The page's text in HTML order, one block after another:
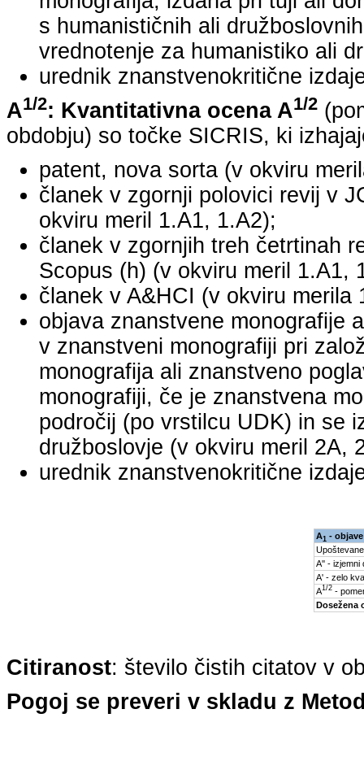
s humanističnih ali
vrednotenje za humanistiko ali
urednik znanstvenokritične
A1/2: Kvantitativna ocena A1/2
obdobju) so točke SICRIS, ki
patent, nova sorta (v okviru
članek v zgornji polovici revij v
okviru meril 1.A1, 1.A2);
članek v zgornjih treh četrtinah
Scopus (h) (v okviru meril 1.A1,
članek v A&HCI (v okviru merila
objava znanstvene monografije
v znanstveni monografiji pri
monografija ali znanstveno
monografiji, če je znanstvena
področij (po vrstilcu UDK) in se
družboslovje (v okviru meril 2A,
urednik znanstvenokritične
A1 - objave
A'' - izjemni
A' - zelo
A1/2-
Dosežena
Citiranost: število čistih citatov v
Pogoj se preveri v skladu z